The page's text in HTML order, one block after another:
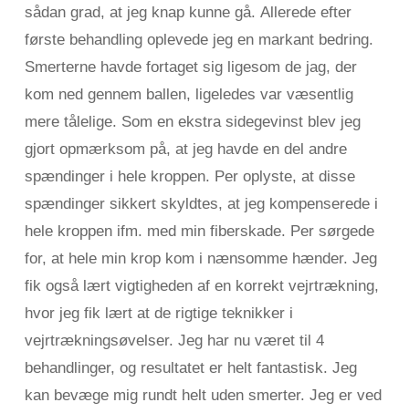
sådan grad, at jeg knap kunne gå. Allerede efter
første behandling oplevede jeg en markant bedring.
Smerterne havde fortaget sig ligesom de jag, der
kom ned gennem ballen, ligeledes var væsentlig
mere tålelige. Som en ekstra sidegevinst blev jeg
gjort opmærksom på, at jeg havde en del andre
spændinger i hele kroppen. Per oplyste, at disse
spændinger sikkert skyldtes, at jeg kompenserede i
hele kroppen ifm. med min fiberskade. Per sørgede
for, at hele min krop kom i nænsomme hænder. Jeg
fik også lært vigtigheden af en korrekt vejrtrækning,
hvor jeg fik lært at de rigtige teknikker i
vejrtrækningsøvelser. Jeg har nu været til 4
behandlinger, og resultatet er helt fantastisk. Jeg
kan bevæge mig rundt helt uden smerter. Jeg er ved